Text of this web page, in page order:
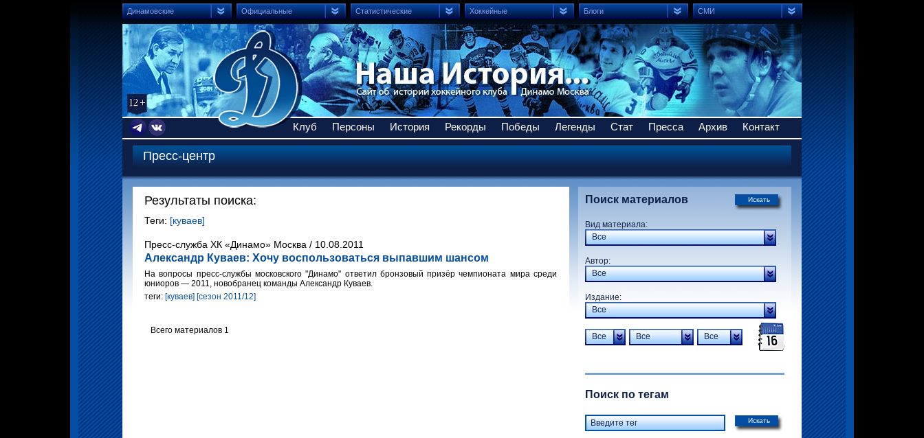
Динамовские Официальные Статистические Хоккейные Блоги СМИ
Клуб Персоны История Рекорды Победы Легенды Стат Пресса Архив Контакт
Пресс-центр
Результаты поиска:
Теги: [куваев]
Пресс-служба ХК «Динамо» Москва / 10.08.2011
Александр Куваев: Хочу воспользоваться выпавшим шансом
На вопросы пресс-службы московского "Динамо" ответил бронзовый призёр чемпионата мира среди
юниоров — 2011, новобранец команды Александр Куваев.
теги: [куваев] [сезон 2011/12]
Всего материалов 1
Искать
Поиск материалов
Вид материала:
Все
Автор:
Все
Издание:
Все
Все Все Все
Поиск по тегам
Искать